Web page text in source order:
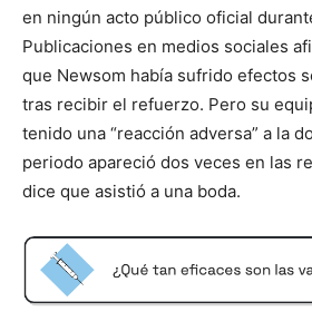
en ningún acto público oficial
Publicaciones en medios sociales
que Newsom había sufrido efectos
tras recibir el refuerzo. Pero su
tenido una “reacción adversa” a la
periodo apareció dos veces en las
dice que asistió a una boda.